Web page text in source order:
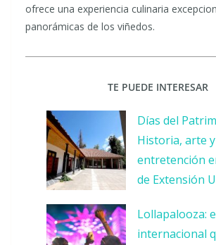
ofrece una experiencia culinaria
panorámicas de los viñedos.
TE PUEDE INTERESAR
Días del
Historia, arte y
entretención
de Extensión
Lollapalooza:
internacional